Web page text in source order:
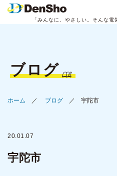
「みんなに、やさしい。 そんな電
ブログ
ホーム ブログ 宇陀市
20.01.07
宇陀市